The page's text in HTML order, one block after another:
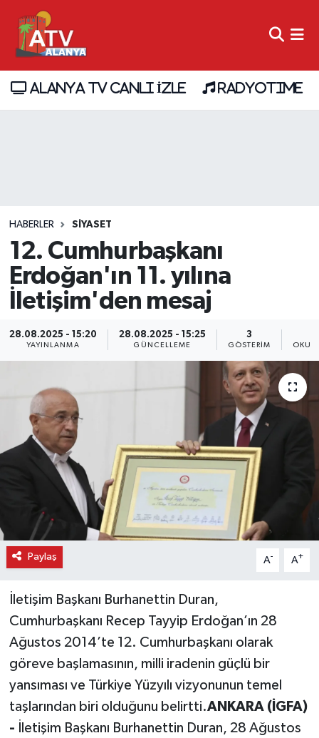
ALANYA TV CANLI İZLE RADYOTIME
HABERLER SİYASET
12. Cumhurbaşkanı
Erdoğan'ın 11. yılına
İletişim'den mesaj
28.08.2025 - 15:20
YAYINLANMA
28.08.2025 - 15:25
GÜNCELLEME
3
GÖSTERIM
Paylaş A- A+
İletişim Başkanı Burhanettin Duran,
Cumhurbaşkanı Recep Tayyip Erdoğan’ın 28
Ağustos 2014’te 12. Cumhurbaşkanı olarak
göreve başlamasının, milli iradenin güçlü bir
yansıması ve Türkiye Yüzyılı vizyonunun temel
taşlarından biri olduğunu belirtti.ANKARA (İGFA)
-
İletişim Başkanı Burhanettin Duran, 28 Ağustos